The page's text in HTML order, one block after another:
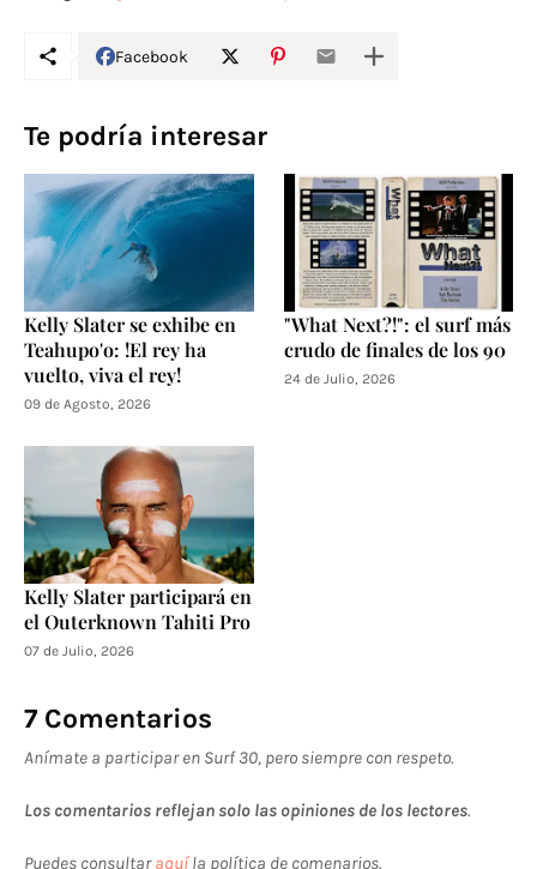
Facebook
Te podría interesar
Kelly Slater se exhibe en
Teahupo'o: !El rey ha
vuelto, viva el rey!
09 de Agosto, 2026
"What Next?!": el surf más
crudo de finales de los 90
24 de Julio, 2026
Kelly Slater participará en
el Outerknown Tahiti Pro
07 de Julio, 2026
7 Comentarios
Anímate a participar en Surf 30, pero siempre con respeto.
Los comentarios reflejan solo las opiniones de los lectores.
Puedes consultaraquíla política de comenarios.